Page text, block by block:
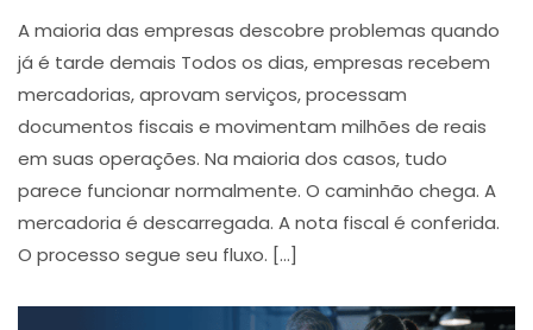
A maioria das empresas descobre problemas quando
já é tarde demais Todos os dias, empresas recebem
mercadorias, aprovam serviços, processam
documentos fiscais e movimentam milhões de reais
em suas operações. Na maioria dos casos, tudo
parece funcionar normalmente. O caminhão chega. A
mercadoria é descarregada. A nota fiscal é conferida.
O processo segue seu fluxo. […]